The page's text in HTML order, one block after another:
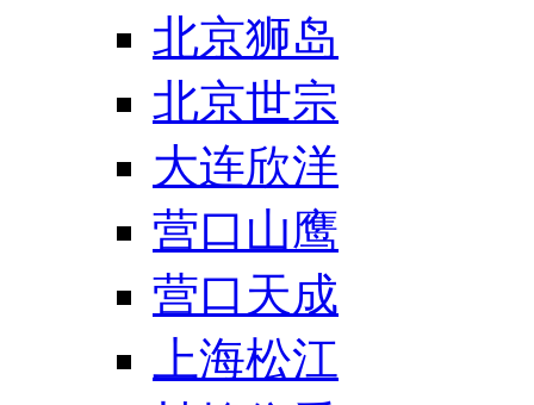
北京狮岛
北京世宗
大连欣洋
营口山鹰
营口天成
上海松江